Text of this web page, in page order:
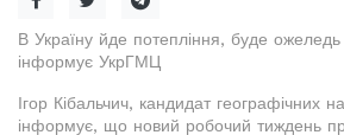
В Україну йде потепління, буде
інформує УкрГМЦ
Ігор Кібальчич, кандидат географічних
інформує, що новий робочий тиждень